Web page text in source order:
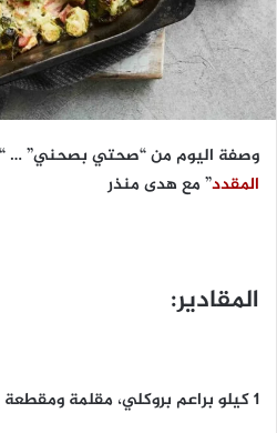
وصفة اليوم من “صحتي بصحني” … “
المقدد” مع هدى منذر
المقادير:
1 كيلو براعم بروكلي، مقلمة ومقطعة إلى نصفين